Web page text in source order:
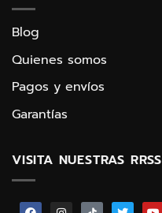
Blog
Quienes somos
Pagos y envíos
Garantías
VISITA NUESTRAS RRSS